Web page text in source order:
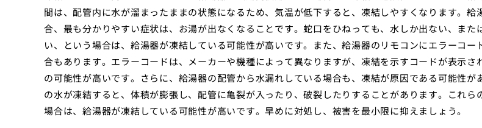
間は、配管内に水が溜まったままの状態になるため、気温が低下すると、凍結しやすくなります。給
合、最も分かりやすい症状は、お湯が出なくなることです。蛇口をひねっても、水しか出ない、また
い、という場合は、給湯器が凍結している可能性が高いです。また、給湯器のリモコンにエラーコー
合もあります。エラーコードは、メーカーや機種によって異なりますが、凍結を示すコードが表示さ
の可能性が高いです。さらに、給湯器の配管から水漏れしている場合も、凍結が原因である可能性が
の水が凍結すると、体積が膨張し、配管に亀裂が入ったり、破裂したりすることがあります。これら
場合は、給湯器が凍結している可能性が高いです。早めに対処し、被害を最小限に抑えましょう。